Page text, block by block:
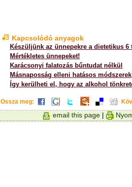
Kapcsolódó anyagok
Készüljünk az ünnepekre a dietetikus 6
Mértékletes ünnepeket!
Karácsonyi falatozás bűntudat nélkül
Másnaposság elleni hatásos módszerek
Így kerülheti el, hogy az alkohol
Ossza meg:
email this page |